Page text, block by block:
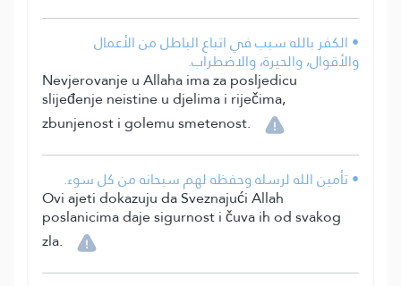
• الكفر بالله سبب في اتباع الباطل من الأعمال
والأقوال، والحيرة، والاضطراب.
Nevjerovanje u Allaha ima za posljedicu
slijeđenje neistine u djelima i riječima,
zbunjenost i golemu smetenost.
• تأمين الله لرسله وحفظه لهم سبحانه من كل سوء.
Ovi ajeti dokazuju da Sveznajući Allah
poslanicima daje sigurnost i čuva ih od svakog
zla.